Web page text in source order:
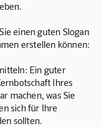
einen guten Slogan
erstellen können:
Ein guter
Ihres
machen, was Sie
sich für Ihre
sollten.